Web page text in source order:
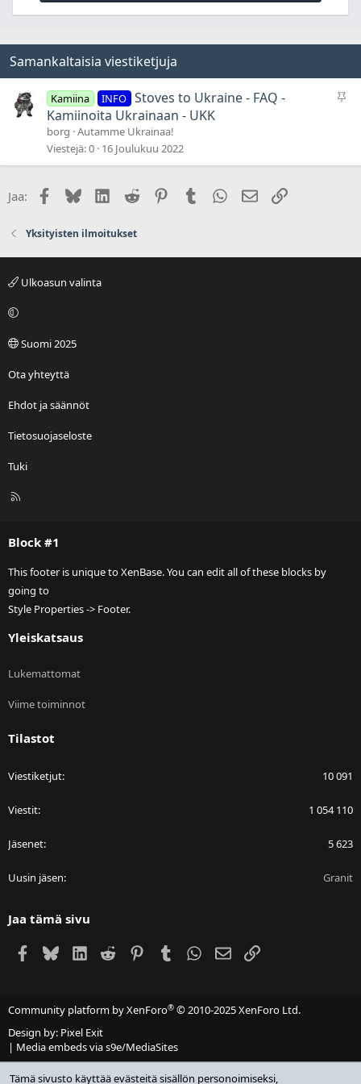
Samankaltaisia viestiketjuja
P
v
Kamiina INFO Stoves to Ukraine - FAQ -
Kamiinoita Ukrainaan - UKK
borg Autamme Ukrainaa!
Viestejä 0 16 Joulukuu 2022
Jaa: Facebook
BlueskyLinkedIn
Reddit PinterestTumblr WhatsApp
Sähköposti
Linkki
Yksityisten ilmoitukset
Ulkoasun valinta
Suomi 2025
Ota yhteyttä
Ehdot ja säännöt
Tietosuojaseloste
Tuki
R
Block #1
This footer is unique to XenBase. You can edit all of these blocks by
going to
Style Properties -> Footer.
Yleiskatsaus
Lukemattomat
Viime toiminnot
Tilastot
Viestiketjut 10 091
Viestit 1 054 110
Jäsenet 5 623
Uusin jäsen Granit
Jaa tämä sivu
Facebook
BlueskyLinkedIn
Reddit PinterestTumblr WhatsApp
Sähköposti
Linkki
Community platform by XenForo® © 2010-2025 XenForo Ltd.
Design by: Pixel Exit
| Media embeds via s9e/MediaSites
Tämä sivusto käyttää evästeitä sisällön personoimiseksi,